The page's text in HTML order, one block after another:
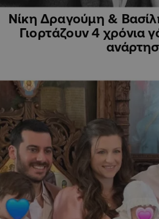
Νίκη Δραγούμη &
Γιορτάζουν 4 χρόνια